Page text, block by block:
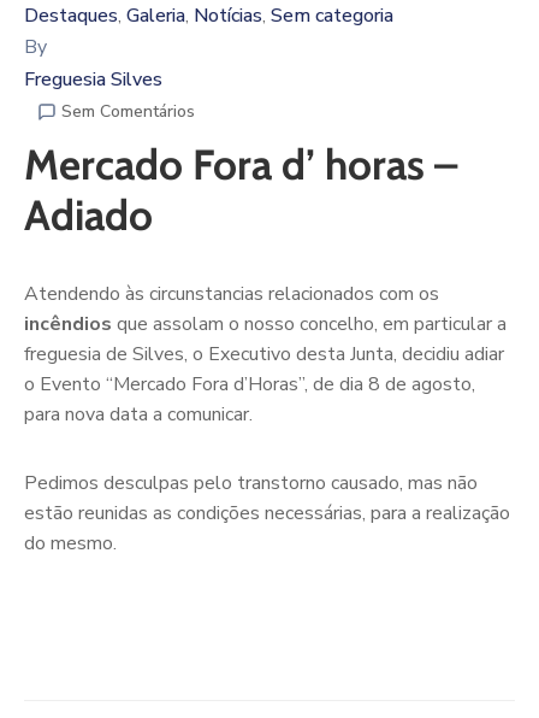
Destaques‚ Galeria‚ Notícias‚ Sem categoria
By
Freguesia Silves
Sem Comentários
Mercado Fora d’ horas –
Adiado
Atendendo às circunstancias relacionados com os
incêndios que assolam o nosso concelho, em particular a
freguesia de Silves, o Executivo desta Junta, decidiu adiar
o Evento “Mercado Fora d’Horas”, de dia 8 de agosto,
para nova data a comunicar.
Pedimos desculpas pelo transtorno causado, mas não
estão reunidas as condições necessárias, para a realização
do mesmo.